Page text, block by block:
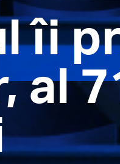
îi
al